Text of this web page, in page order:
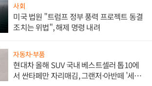
사회
미국 법원 "트럼프 정부 풍력 프로젝트 동결
조치는 위법", 해제 명령 내려
자동차·부품
현대차 올해 SUV 국내 베스트셀러 톱10에
서 싼타페만 자리매김, 그랜저·아반떼 '세단